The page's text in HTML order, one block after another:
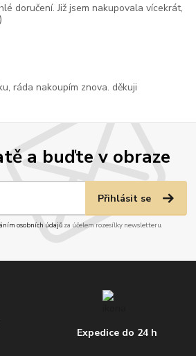
a buďte v obraze
Přihlásit se
osobních údajůza účelem rozesílky newsletteru.
Expedice do 24 h
doručení. Již jsem nakupovala vícekrát,
ráda nakoupím znova. děkuji